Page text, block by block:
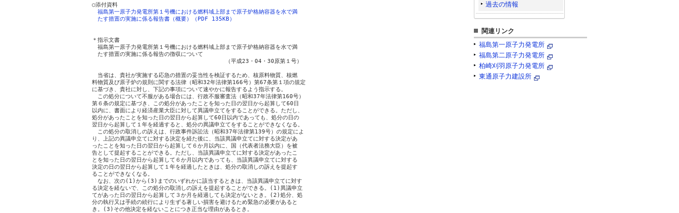
○添付資料
福島第一原子力発電所第１号機における燃料域上部まで原子炉格納容器を水で満
たす措置の実施に係る報告書（概要）（PDF 135KB）
＊指示文書
福島第一原子力発電所第１号機における燃料域上部まで原子炉格納容器を水で満
たす措置の実施に係る報告の徴収について
（平成23・04・30原第１号）
当省は、貴社が実施する応急の措置の妥当性を検証するため、核原料物質、核燃
料物質及び原子炉の規則に関する法律（昭和32年法律第166号）第67条第１項の規定
に基づき、貴社に対し、下記の事項について速やかに報告するよう指示する。
この処分について不服がある場合には、行政不服審査法（昭和37年法律第160号）
第６条の規定に基づき、この処分があったことを知った日の翌日から起算して60日
以内に、書面により経済産業大臣に対して異議申立てをすることができる。ただし、
処分があったことを知った日の翌日から起算して60日以内であっても、処分の日の
翌日から起算して１年を経過すると、処分の異議申立てをすることができなくなる。
この処分の取消しの訴えは、行政事件訴訟法（昭和37年法律第139号）の規定によ
り、上記の異議申立てに対する決定を経た後に、当該異議申立てに対する決定があ
ったことを知った日の翌日から起算して６か月以内に、国（代表者法務大臣）を被
告として提起することができる。ただし、当該異議申立てに対する決定があったこ
とを知った日の翌日から起算して６か月以内であっても、当該異議申立てに対する
決定の日の翌日から起算して１年を経過したときは、処分の取消しの訴えを提起す
ることができなくなる。
なお、次の(1)から(3)までのいずれかに該当するときは、当該異議申立てに対す
る決定を経ないで、この処分の取消しの訴えを提起することができる。(1)異議申立
てがあった日の翌日から起算して３か月を経過しても決定がないとき。(2)処分、処
分の執行又は手続の続行により生ずる著しい損害を避けるため緊急の必要があると
き。(3)その他決定を経ないことにつき正当な理由があるとき。
過去の情報
関連リンク
福島第一原子力発電所
福島第二原子力発電所
柏崎刈羽原子力発電所
東通原子力建設所